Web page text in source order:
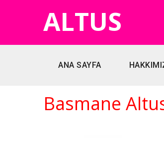
ALTUS
ANA SAYFA
Basmane